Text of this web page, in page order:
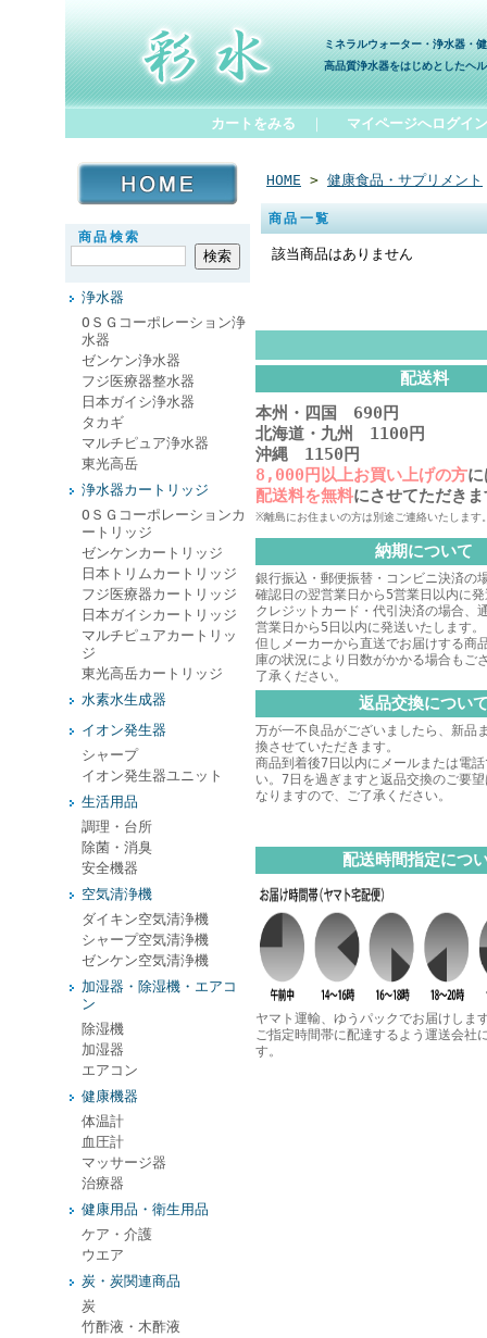
ミネラルウォーター・浄水器・
高品質浄水器をはじめとしたヘ
カートをみる マイページへログイン
商品検索
浄水器
ОＳＧコーポレーション浄
水器
ゼンケン浄水器
フジ医療器整水器
日本ガイシ浄水器
タカギ
マルチピュア浄水器
東光高岳
浄水器カートリッジ
ОＳＧコーポレーションカ
ートリッジ
ゼンケンカートリッジ
日本トリムカートリッジ
フジ医療器カートリッジ
日本ガイシカートリッジ
マルチピュアカートリッ
ジ
東光高岳カートリッジ
水素水生成器
イオン発生器
シャープ
イオン発生器ユニット
生活用品
調理・台所
除菌・消臭
安全機器
空気清浄機
ダイキン空気清浄機
シャープ空気清浄機
ゼンケン空気清浄機
加湿器・除湿機・エアコ
ン
除湿機
加湿器
エアコン
健康機器
体温計
血圧計
マッサージ器
治療器
健康用品・衛生用品
ケア・介護
ウエア
炭・炭関連商品
炭
竹酢液・木酢液
HOME > 健康食品・サプリメント
商品一覧
該当商品はありません
配送料
本州・四国 690円
北海道・九州 1100円
沖縄 1150円
8,000円以上お買い上げの方
配送料を無料にさせてただき
※離島にお住まいの方は別途ご連絡いたします
納期について
銀行振込・郵便振替・コンビニ決済の
確認日の翌営業日から5営業日以内に
クレジットカード・代引決済の場合、
営業日から5日以内に発送いたします。
但しメーカーから直送でお届けする商
庫の状況により日数がかかる場合もご
了承ください。
返品交換につい
万が一不良品がございましたら、新品
換させていただきます。
商品到着後7日以内にメールまたは電
い。7日を過ぎますと返品交換のご要
なりますので、ご了承ください。
配送時間指定につ
ヤマト運輸、ゆうパックでお届けしま
ご指定時間帯に配達するよう運送会社
す。